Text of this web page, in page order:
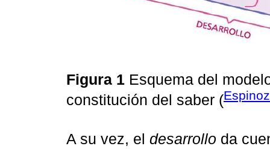
Figura 1 Esquema del
constitución del saber (
A su vez, el desarrollo da